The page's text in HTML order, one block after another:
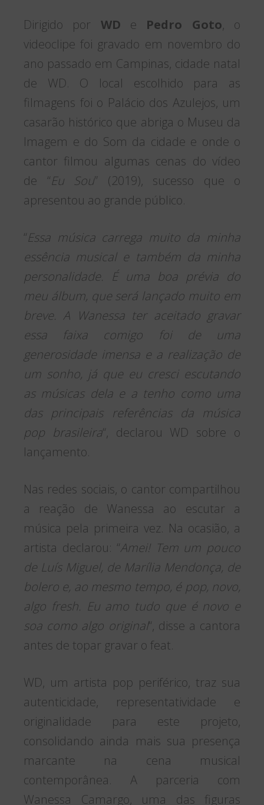
Dirigido por WD e Pedro Goto, o
videoclipe foi gravado em novembro do
ano passado em Campinas, cidade natal
de WD. O local escolhido para as
filmagens foi o Palácio dos Azulejos, um
casarão histórico que abriga o Museu da
Imagem e do Som da cidade e onde o
cantor filmou algumas cenas do vídeo
de “Eu Sou” (2019), sucesso que o
apresentou ao grande público.
“Essa música carrega muito da minha
essência musical e também da minha
personalidade. É uma boa prévia do
meu álbum, que será lançado muito em
breve. A Wanessa ter aceitado gravar
essa faixa comigo foi de uma
generosidade imensa e a realização de
um sonho, já que eu cresci escutando
as músicas dela e a tenho como uma
das principais referências da música
pop brasileira“, declarou WD sobre o
lançamento.
Nas redes sociais, o cantor compartilhou
a reação de Wanessa ao escutar a
música pela primeira vez. Na ocasião, a
artista declarou: “Amei! Tem um pouco
de Luís Miguel, de Marília Mendonça, de
bolero e, ao mesmo tempo, é pop, novo,
algo fresh. Eu amo tudo que é novo e
soa como algo original“, disse a cantora
antes de topar gravar o feat.
WD, um artista pop periférico, traz sua
autenticidade, representatividade e
originalidade para este projeto,
consolidando ainda mais sua presença
marcante na cena musical
contemporânea. A parceria com
Wanessa Camargo, uma das figuras